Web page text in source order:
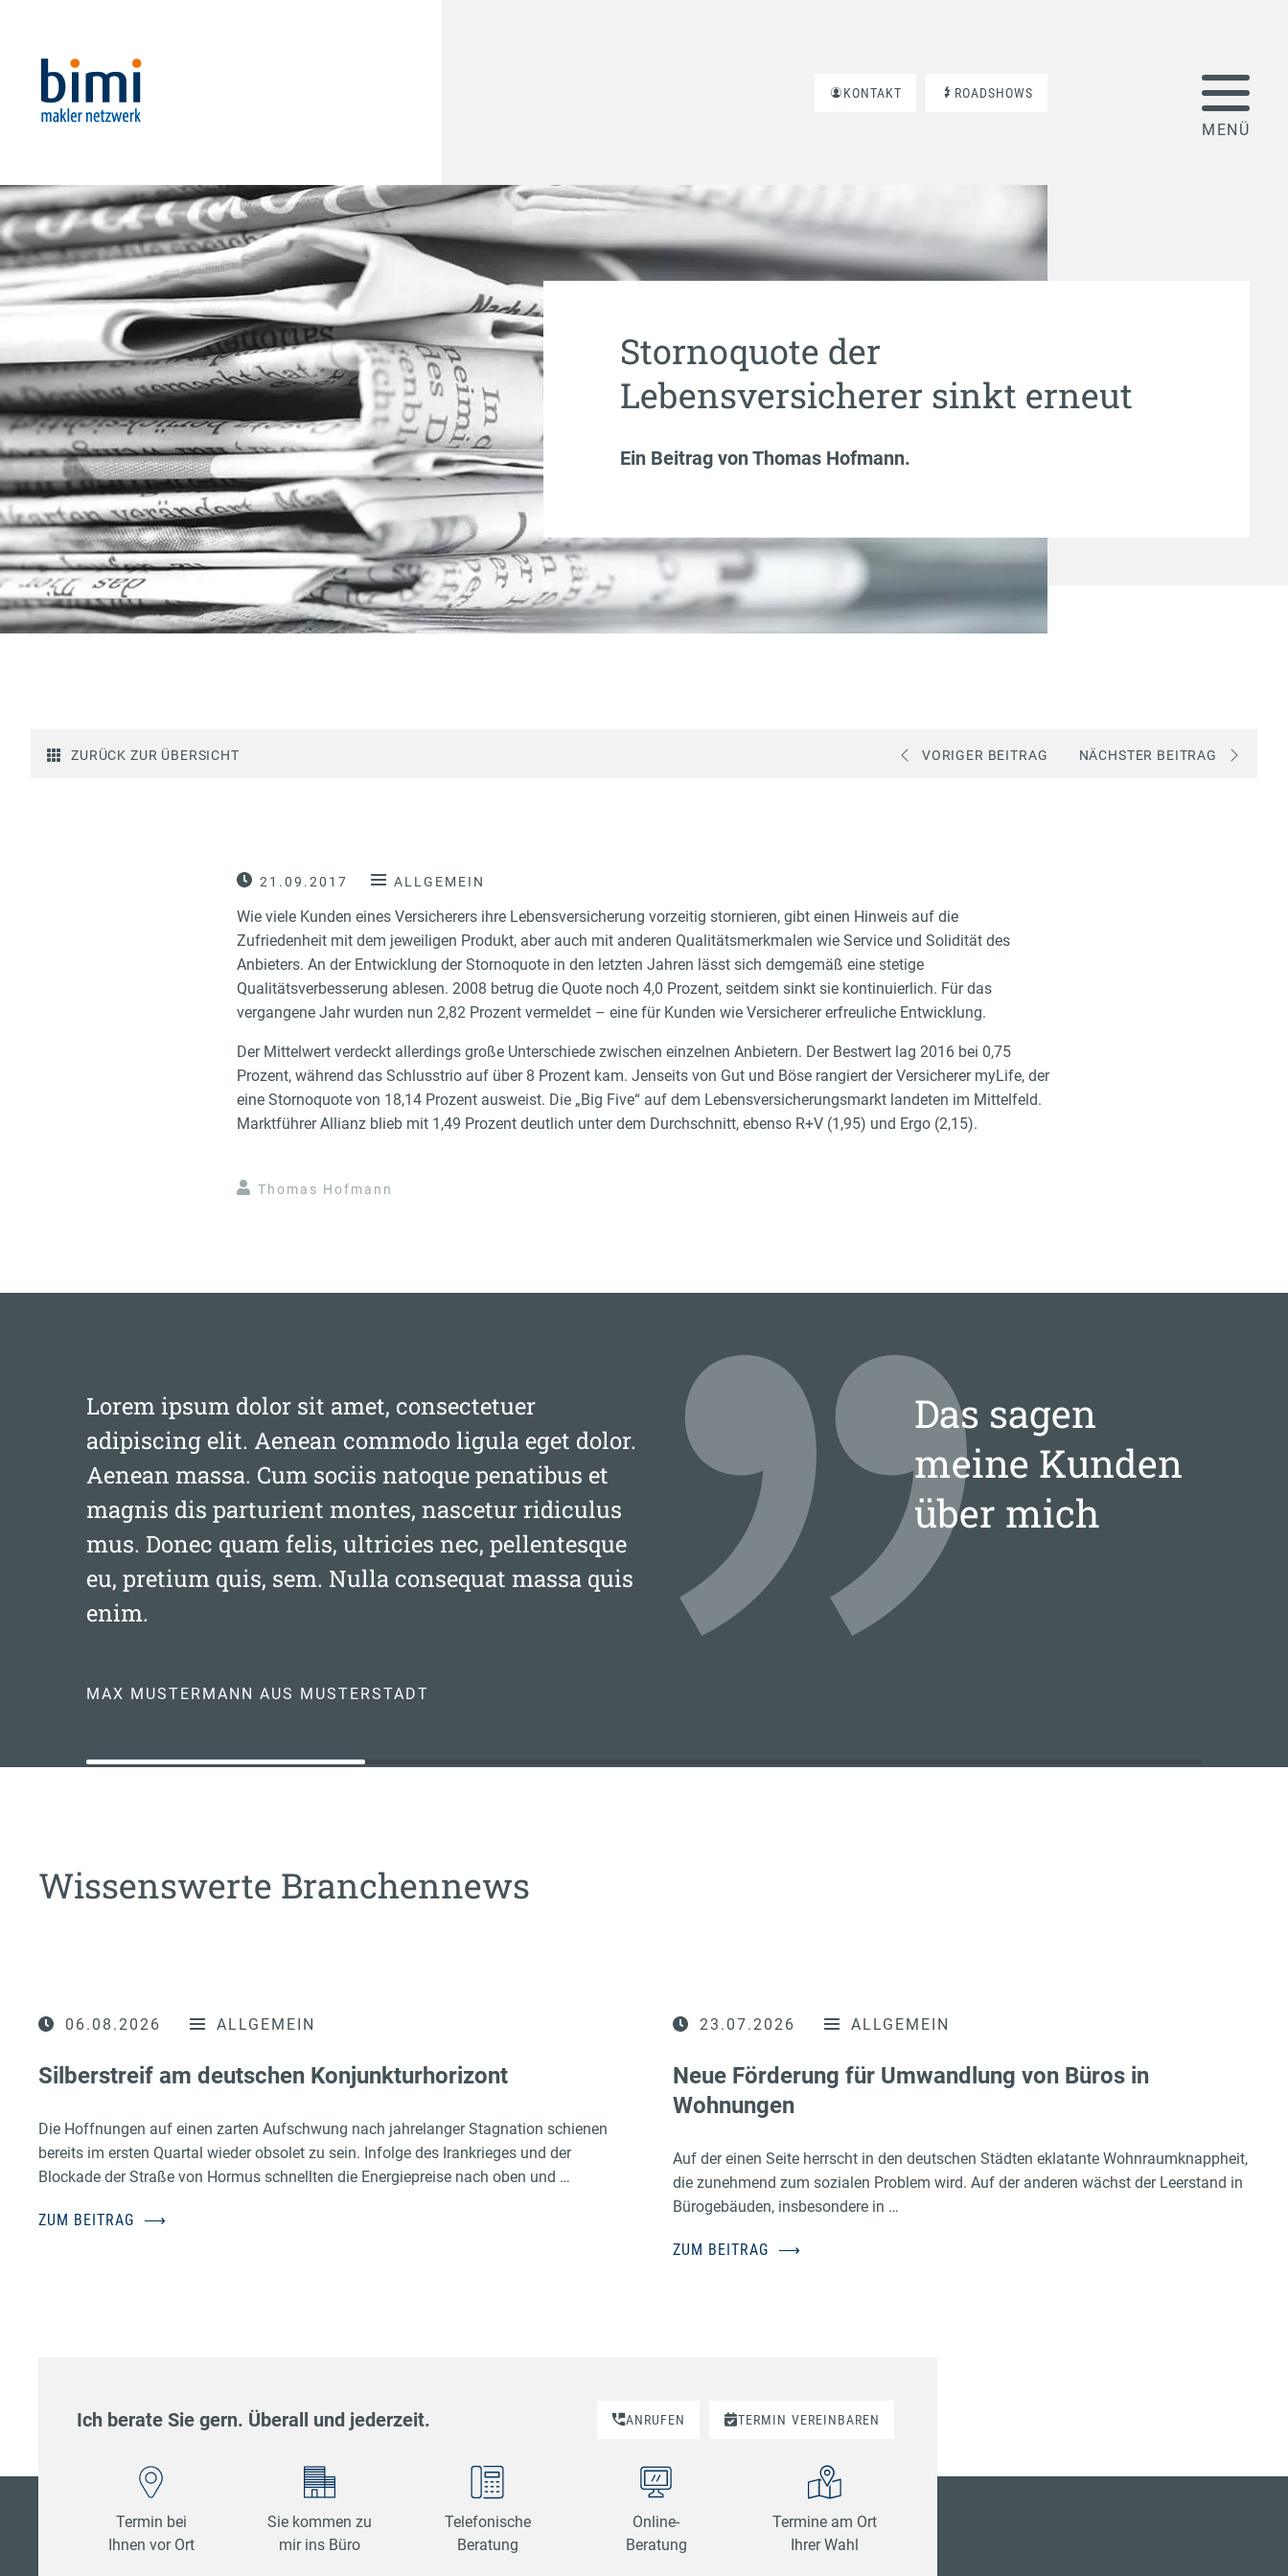
KONTAKT ROADSHOWS
Stornoquote der
Lebensversicherer sinkt erneut
Ein Beitrag vonThomas Hofmann.
ZURÜCK ZUR ÜBERSICHT VORIGER BEITRAG NÄCHSTER BEITRAG
21.09.2017 ALLGEMEIN
Wie viele Kunden eines Versicherers ihre Lebensversicherung vorzeitig stornieren, gibt einen Hinweis auf die
Zufriedenheit mit dem jeweiligen Produkt, aber auch mit anderen Qualitätsmerkmalen wie Service und Solidität des
Anbieters. An der Entwicklung der Stornoquote in den letzten Jahren lässt sich demgemäß eine stetige
Qualitätsverbesserung ablesen. 2008 betrug die Quote noch 4,0 Prozent, seitdem sinkt sie kontinuierlich. Für das
vergangene Jahr wurden nun 2,82 Prozent vermeldet – eine für Kunden wie Versicherer erfreuliche Entwicklung.
Der Mittelwert verdeckt allerdings große Unterschiede zwischen einzelnen Anbietern. Der Bestwert lag 2016 bei 0,75
Prozent, während das Schlusstrio auf über 8 Prozent kam. Jenseits von Gut und Böse rangiert der Versicherer myLife, der
eine Stornoquote von 18,14 Prozent ausweist. Die „Big Five“ auf dem Lebensversicherungsmarkt landeten im Mittelfeld.
Marktführer Allianz blieb mit 1,49 Prozent deutlich unter dem Durchschnitt, ebenso R+V (1,95) und Ergo (2,15).
Thomas Hofmann
Das sagen
meine Kunden
über mich
Lorem ipsum dolor sit amet, consectetuer
adipiscing elit. Aenean commodo ligula eget dolor.
Aenean massa. Cum sociis natoque penatibus et
magnis dis parturient montes, nascetur ridiculus
mus. Donec quam felis, ultricies nec, pellentesque
eu, pretium quis, sem. Nulla consequat massa quis
enim.
MAX MUSTERMANN AUS MUSTERSTADT
Wissenswerte Branchennews
06.08.2026 ALLGEMEIN
Silberstreif am deutschen Konjunkturhorizont
Die Hoffnungen auf einen zarten Aufschwung nach jahrelanger Stagnation schienen
bereits im ersten Quartal wieder obsolet zu sein. Infolge des Irankrieges und der
Blockade der Straße von Hormus schnellten die Energiepreise nach oben und …
ZUM BEITRAG ⟶
23.07.2026 ALLGEMEIN
Neue Förderung für Umwandlung von Büros in
Wohnungen
Auf der einen Seite herrscht in den deutschen Städten eklatante Wohnraumknappheit,
die zunehmend zum sozialen Problem wird. Auf der anderen wächst der Leerstand in
Bürogebäuden, insbesondere in …
ZUM BEITRAG ⟶
Ich berate Sie gern. Überall und jederzeit. ANRUFEN TERMIN VEREINBAREN
Termin bei
Ihnen vor Ort
Sie kommen zu
mir ins Büro
Telefonische
Beratung
Online-
Beratung
Termine am Ort
Ihrer Wahl